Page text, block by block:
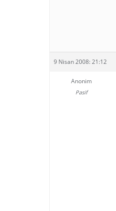
9 Nisan 2008: 21:12
Anonim
Pasif